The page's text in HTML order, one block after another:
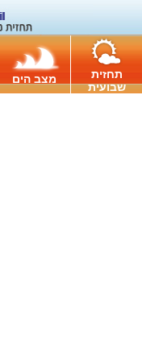
תחזית
שבועית
מצב הים